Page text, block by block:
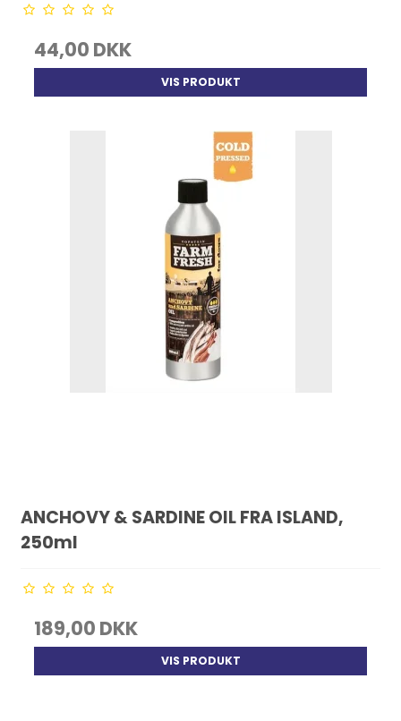
44,00 DKK
VIS PRODUKT
ANCHOVY & SARDINE OIL FRA ISLAND,
250ml
189,00 DKK
VIS PRODUKT